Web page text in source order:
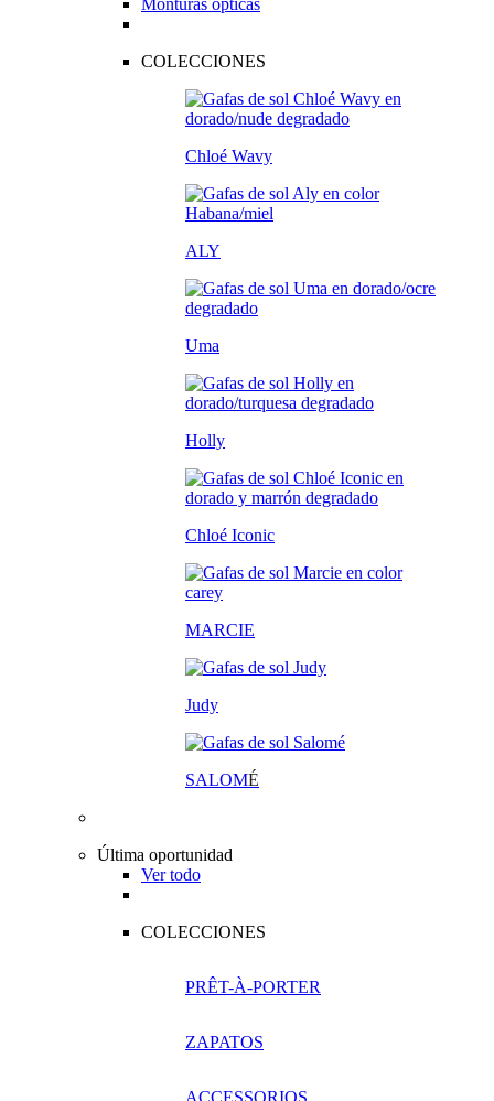
Monturas ópticas
COLECCIONES
Chloé Wavy
ALY
Uma
Holly
Chloé Iconic
MARCIE
Judy
SALOMÉ
Última oportunidad
Ver todo
COLECCIONES
PRÊT-À-PORTER
ZAPATOS
ACCESSORIOS